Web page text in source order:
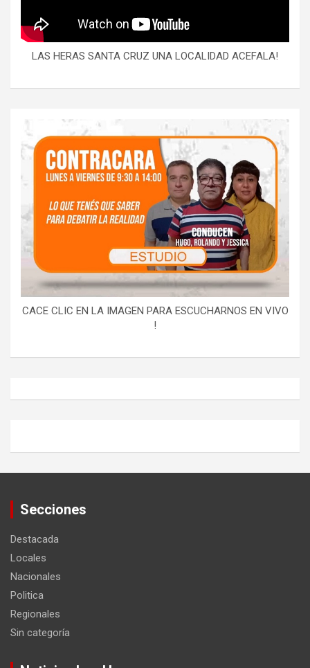
LAS HERAS SANTA CRUZ UNA LOCALIDAD ACEFALA!
CACE CLIC EN LA IMAGEN PARA ESCUCHARNOS EN VIVO
!
Secciones
Destacada
Locales
Nacionales
Politica
Regionales
Sin categoría